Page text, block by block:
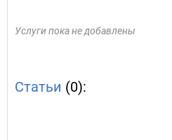
Услуги пока не добавлены
Статьи (0):